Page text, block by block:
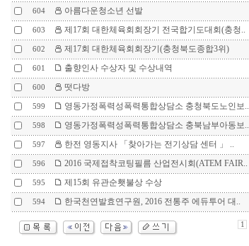
604 아름다운청소년 선발
603 제17회 대한체육회회장기 전국합기도대회(충청..
602 제17회 대한체육회회장기(충청북도종합3위)
601 출향인사 수상자 및 수상내역
600 떳다방
599 영동가정폭력성폭력통합상담소 충청북도노인보..
598 영동가정폭력성폭력통합상담소 충북남부아동보..
597 한전 영동지사 「찾아가는 전기상담 센터 」 ..
596 2016 국제접착코팅필름 산업전시회(ATEM FAIR..
595 제15회 유관순횃불상 수상
594 한국천연발효연구원, 2016 전통주 에듀투어 대..
1